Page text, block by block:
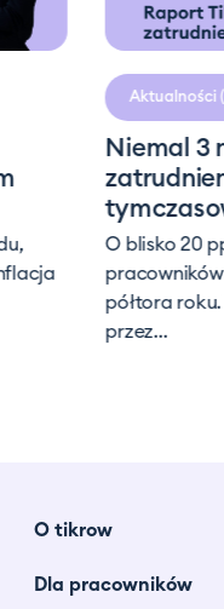
Aktualności(+ 5
Niemal 3
O blisko 20 pp.
pracowników
półtora roku.
przez...
O tikrow
O nas
Dla pracowników